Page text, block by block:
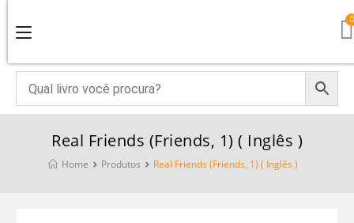
Real Friends (Friends, 1) ( Inglês )
Home Produtos Real Friends (Friends, 1) ( Inglês )